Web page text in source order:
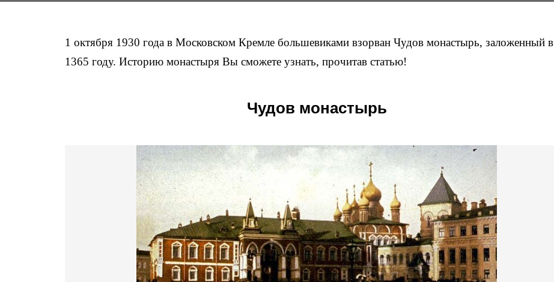
1 октября 1930 года в Московском Кремле большевиками взорван Чудов монастырь, заложенный в
1365 году. Историю монастыря Вы сможете узнать, прочитав статью!
Чудов монастырь